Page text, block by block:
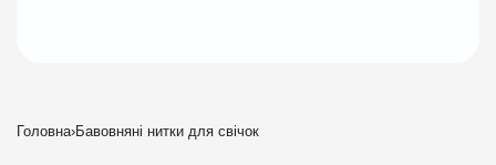
Головна›Бавовняні нитки для свічок